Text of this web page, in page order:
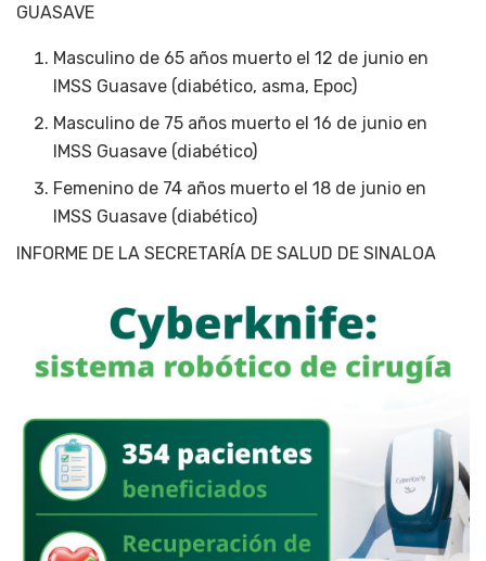
GUASAVE
Masculino de 65 años muerto el 12 de junio en
IMSS Guasave (diabético, asma, Epoc)
Masculino de 75 años muerto el 16 de junio en
IMSS Guasave (diabético)
Femenino de 74 años muerto el 18 de junio en
IMSS Guasave (diabético)
INFORME DE LA SECRETARÍA DE SALUD DE SINALOA